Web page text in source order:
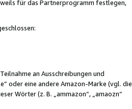
für das Partnerprogramm festlegen,
an Ausschreibungen und
oder eine andere Amazon-Marke (vgl. die
Wörter (z. B. „ammazon“, „amaozn“